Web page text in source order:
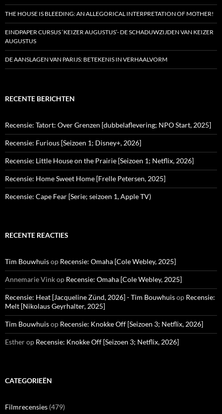
THE HOUSE IS BLEEDING: AN ALLEGORICAL INTERPRETATION OF MOTHER!
EINDPAPER CURSUS ‘KEIZER AUGUSTUS’- DE SCHADUWZIJDEN VAN KEIZER
AUGUSTUS
DE AANSLAGEN VAN PARIJS: BETEKENIS IN VERHAALVORM
RECENTE BERICHTEN
Recensie: Tatort: Over Grenzen [dubbelaflevering; NPO Start, 2025]
Recensie: Furious [Seizoen 1; Disney+, 2026]
Recensie: Little House on the Prairie [Seizoen 1; Netflix, 2026]
Recensie: Home Sweet Home [Frelle Petersen, 2025]
Recensie: Cape Fear [Serie; seizoen 1, Apple TV)
RECENTE REACTIES
Tim Bouwhuisop Recensie: Omaha [Cole Webley, 2025]
Annemarie Vinkop Recensie: Omaha [Cole Webley, 2025]
Recensie: Heat [Jacqueline Zünd, 2026] - Tim Bouwhuisop Recensie:
Melt [Nikolaus Geyrhalter, 2025]
Tim Bouwhuisop Recensie: Knokke Off [Seizoen 3; Netflix, 2026]
Estherop Recensie: Knokke Off [Seizoen 3; Netflix, 2026]
CATEGORIEËN
Filmrecensies (479)